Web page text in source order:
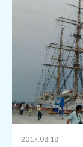
2017.08.18